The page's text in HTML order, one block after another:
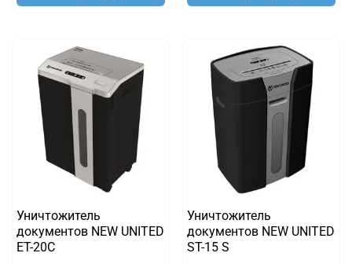
Уничтожитель
документов NEW UNITED
ET-20C
Уничтожитель
документов NEW UNITED
ST-15 S